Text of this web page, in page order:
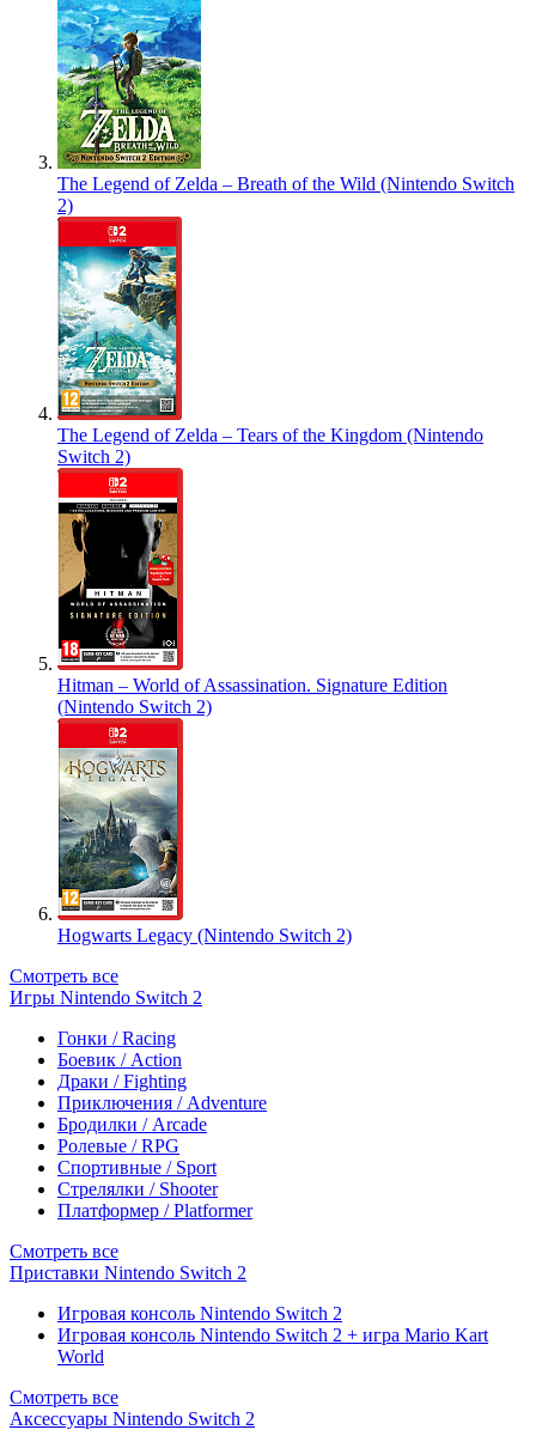
The Legend of Zelda – Breath of the Wild (Nintendo Switch
2)
The Legend of Zelda – Tears of the Kingdom (Nintendo
Switch 2)
Hitman – World of Assassination. Signature Edition
(Nintendo Switch 2)
Hogwarts Legacy (Nintendo Switch 2)
Смотреть все
Игры Nintendo Switch 2
Гонки / Racing
Боевик / Action
Драки / Fighting
Приключения / Adventure
Бродилки / Arcade
Ролевые / RPG
Спортивные / Sport
Стрелялки / Shooter
Платформер / Platformer
Смотреть все
Приставки Nintendo Switch 2
Игровая консоль Nintendo Switch 2
Игровая консоль Nintendo Switch 2 + игра Mario Kart
World
Смотреть все
Аксессуары Nintendo Switch 2